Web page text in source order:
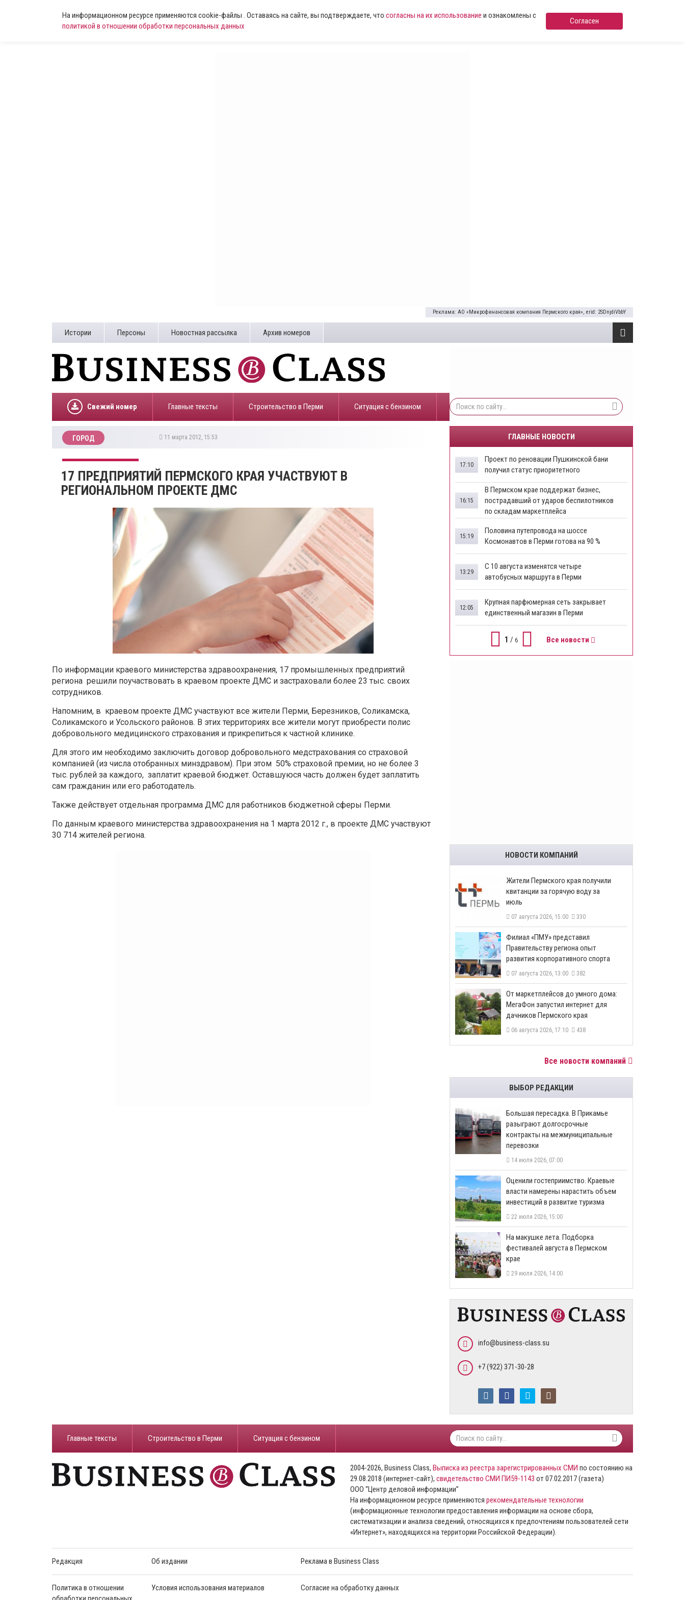
На информационном ресурсе применяются cookie-файлы . Оставаясь на сайте, вы подтверждаете, что согласны на их использование и ознакомлены с
политикой в отношении обработки персональных данных
Согласен
Реклама: АО «Микрофинансовая компания Пермского края», erid: 2SDnjdiVbbY
Истории Персоны Новостная рассылка Архив номеров
Свежий номер Главные тексты Строительство в Перми ​Ситуация с бензином
ГОРОД 11 марта 2012, 15:53
17 ПРЕДПРИЯТИЙ ПЕРМСКОГО КРАЯ УЧАСТВУЮТ В
РЕГИОНАЛЬНОМ ПРОЕКТЕ ДМС
По информации краевого министерства здравоохранения, 17 промышленных предприятий
региона решили поучаствовать в краевом проекте ДМС и застраховали более 23 тыс. своих
сотрудников.
Напомним, в краевом проекте ДМС участвуют все жители Перми, Березников, Соликамска,
Соликамского и Усольского районов. В этих территориях все жители могут приобрести полис
добровольного медицинского страхования и прикрепиться к частной клинике.
Для этого им необходимо заключить договор добровольного медстрахования со страховой
компанией (из числа отобранных минздравом). При этом 50% страховой премии, но не более 3
тыс. рублей за каждого, заплатит краевой бюджет. Оставшуюся часть должен будет заплатить
сам гражданин или его работодатель.
Также действует отдельная программа ДМС для работников бюджетной сферы Перми.
По данным краевого министерства здравоохранения на 1 марта 2012 г., в проекте ДМС участвуют
30 714 жителей региона.
ГЛАВНЫЕ НОВОСТИ
​Проект по реновации Пушкинской бани
получил статус приоритетного
17:10
​В Пермском крае поддержат бизнес,
пострадавший от ударов беспилотников
по складам маркетплейса
16:15
​Половина путепровода на шоссе
Космонавтов в Перми готова на 90 %
15:19
​С 10 августа изменятся четыре
автобусных маршрута в Перми
13:29
​Крупная парфюмерная сеть закрывает
единственный магазин в Перми
12:05
1 / 6 Все новости
НОВОСТИ КОМПАНИЙ
​Жители Пермского края получили
квитанции за горячую воду за
июль
07 августа 2026, 15:00 330
​Филиал «ПМУ» представил
Правительству региона опыт
развития корпоративного спорта
07 августа 2026, 13:00 382
От маркетплейсов до умного дома:
МегаФон запустил интернет для
дачников Пермского края
06 августа 2026, 17:10 438
Все новости компаний
ВЫБОР РЕДАКЦИИ
Большая пересадка. В Прикамье
разыграют долгосрочные
контракты на межмуниципальные
перевозки
14 июля 2026, 07:00
Оценили гостеприимство. Краевые
власти намерены нарастить объем
инвестиций в развитие туризма
22 июля 2026, 15:00
На макушке лета. Подборка
фестивалей августа в Пермском
крае
29 июля 2026, 14:00
info@business-class.su
+7 (922) 371-30-28
Главные тексты Строительство в Перми ​Ситуация с бензином
2004-2026, Business Class, Выписка из реестра зарегистрированных СМИ по состоянию на
29.08.2018 (интернет-сайт), свидетельство СМИ ПИ59-1143 от 07.02.2017 (газета)
ООО “Центр деловой информации”
На информационном ресурсе применяются рекомендательные технологии
(информационные технологии предоставления информации на основе сбора,
систематизации и анализа сведений, относящихся к предпочтениям пользователей сети
«Интернет», находящихся на территории Российской Федерации).
Редакция Об издании Реклама в Business Class
Политика в отношении
Условия использования материалов Согласие на обработку данных